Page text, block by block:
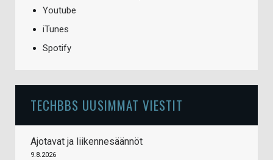
Youtube
iTunes
Spotify
TECHBBS UUSIMMAT VIESTIT
Ajotavat ja liikennesäännöt
9.8.2026